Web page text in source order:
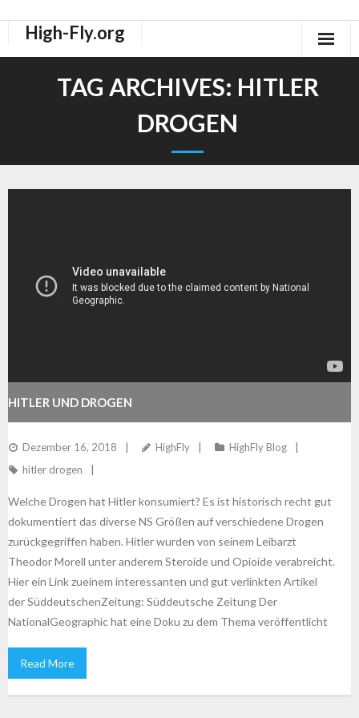
High-Fly.org
High-Fly Legal Highs Szeneblog
TAG ARCHIVES: HITLER
DROGEN
HITLER UND DROGEN
Dezember 16, 2018 HighFly
HighFly Blog
hitler drogen
Welche Drogen hat Hitler konsumiert? Es ist historisch recht gut
dokumentiert das diverse NS Größen auf verschiedene Drogen
zurückgegriffen haben. Hitler wurden von seinem Leibarzt
Theodor Morell unter anderem Steroide und Opioide verabreicht.
Hier ein Link zueinem interessanten und gut verlinkten Artikel
der SüddeutschenZeitung: Süddeutsche Zeitung Der
NationalGeographic hat eine Doku zu dem Thema veröffentlicht
Read More